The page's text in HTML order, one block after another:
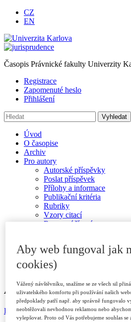
CZ
EN
Časopis Právnické fakulty Univerzity
Registrace
Zapomenuté heslo
Přihlášení
Úvod
O časopise
Archiv
Pro autory
Autorské příspěvky
Poslat příspěvek
Přílohy a informace
Publikační kritéria
Rubriky
Vzory citací
Recenzní řízení
Redakce
Kontakty
Předplatné
ARCHIV
Dostupné v ASPI
Aby web fungoval jak
cookies)
Vážený návštěvníku, snažíme se ze všech sil
uživatelského komfortu při používání našich
předpoklady patří např. aby správně fungovalo
neobtěžovali nevhodnou reklamou nebo
vylepšovat. Proto od Vás potřebujeme souhlas